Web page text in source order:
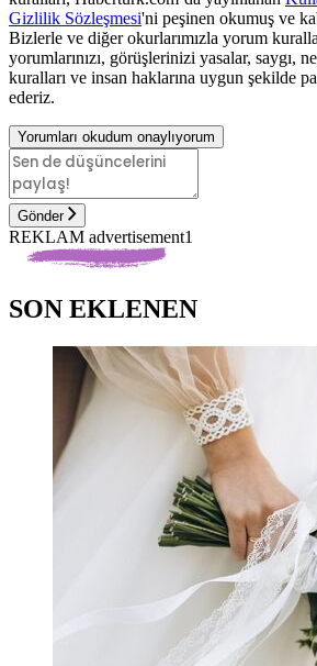
Gizlilik Sözleşmesi'ni peşinen okumuş ve
Bizlerle ve diğer okurlarımızla yorum
yorumlarınızı, görüşlerinizi yasalar, saygı,
kuralları ve insan haklarına uygun şekilde
ederiz.
Yorumları okudum onaylıyorum
Gönder
REKLAM advertisement1
SON EKLENEN